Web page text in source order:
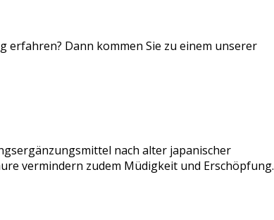
erfahren? Dann kommen Sie zu einem unserer
nach alter japanischer
vermindern zudem Müdigkeit und Erschöpfung.